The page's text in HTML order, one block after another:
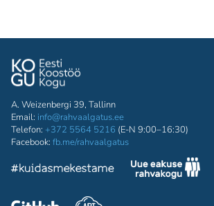
A. Weizenbergi 39, Tallinn
Email: info@rahvaalgatus.ee
Telefon: +372 5564 5216 (E-N 9:00–16:30)
Facebook: fb.me/rahvaalgatus